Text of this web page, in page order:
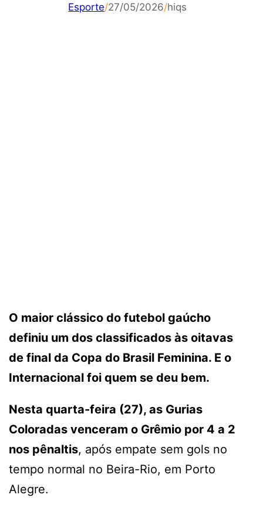
Esporte/27/05/2026/hiqs
O maior clássico do futebol gaúcho
definiu um dos classificados às oitavas
de final da Copa do Brasil Feminina. E o
Internacional foi quem se deu bem.
Nesta quarta-feira (27), as Gurias
Coloradas venceram o Grêmio por 4 a 2
nos pênaltis, após empate sem gols no
tempo normal no Beira-Rio, em Porto
Alegre.